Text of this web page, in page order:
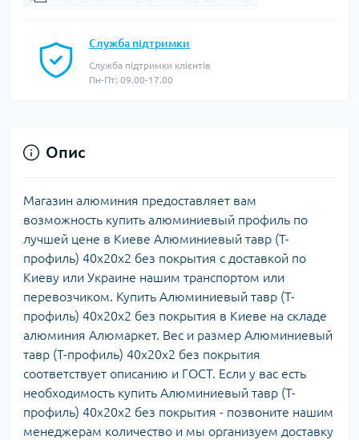
Служба підтримки
Служба підтримки клієнтів
Пн-Пт: 09.00-17.00
Опис
Магазин алюминия предоставляет вам
возможность купить алюминиевый профиль по
лучшей цене в Киеве Алюминиевый тавр (Т-
профиль) 40х20х2 без покрытия с доставкой по
Киеву или Украине нашим транспортом или
перевозчиком. Купить Алюминиевый тавр (Т-
профиль) 40х20х2 без покрытия в Киеве на складе
алюминия Алюмаркет. Вес и размер Алюминиевый
тавр (Т-профиль) 40х20х2 без покрытия
соответствует описанию и ГОСТ. Если у вас есть
необходимость купить Алюминиевый тавр (Т-
профиль) 40х20х2 без покрытия - позвоните нашим
менеджерам количество и мы организуем доставку